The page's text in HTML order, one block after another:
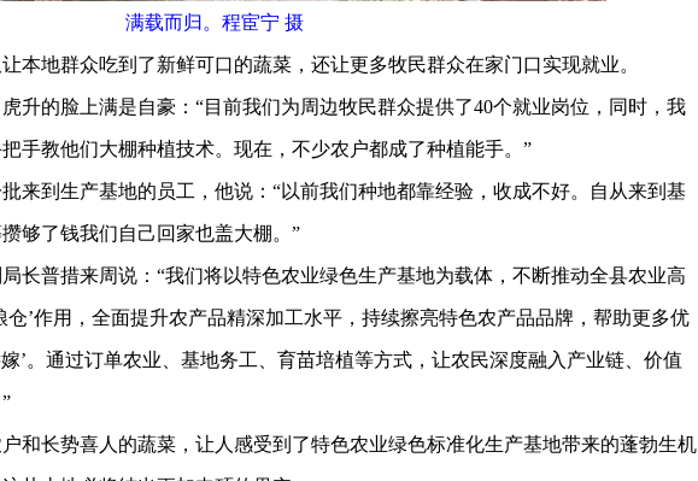
满载而归。程宦宁 摄
地群众吃到了新鲜可口的蔬菜，还让更多牧民群众在家门口实现就业。
的脸上满是自豪：“目前我们为周边牧民群众提供了40个就业岗位，同时，我
手教他们大棚种植技术。现在，不少农户都成了种植能手。”
到生产基地的员工，他说：“以前我们种地都靠经验，收成不好。自从来到基
够了钱我们自己回家也盖大棚。”
普措来周说：“我们将以特色农业绿色生产基地为载体，不断推动全县农业高
仓’作用，全面提升农产品精深加工水平，持续擦亮特色农产品品牌，帮助更多优
嫁’。通过订单农业、基地务工、育苗培植等方式，让农民深度融入产业链、价值
长势喜人的蔬菜，让人感受到了特色农业绿色标准化生产基地带来的蓬勃生机